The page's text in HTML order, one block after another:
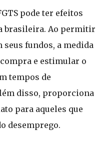
pode ter efeitos
brasileira. Ao permitir
seus fundos, a medida
e estimular o
tempos de
disso, proporciona
para aqueles que
desemprego.